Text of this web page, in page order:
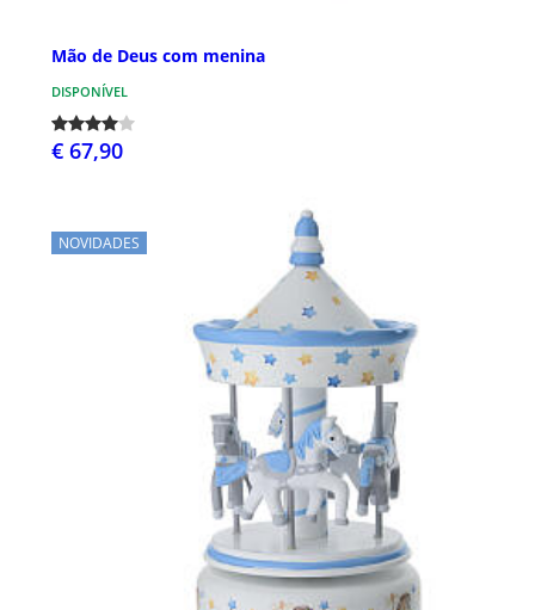
Mão de Deus com menina
DISPONÍVEL
€ 67,90
NOVIDADES